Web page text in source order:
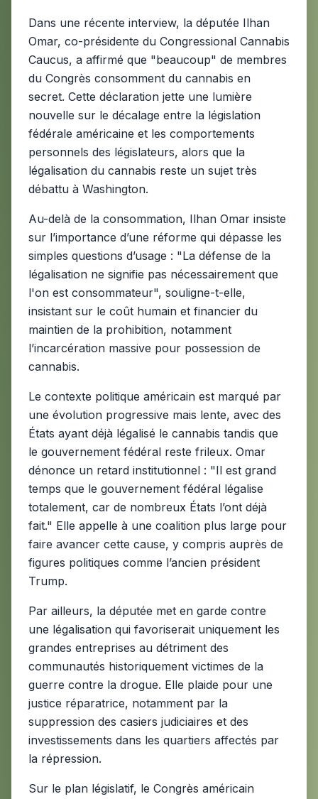
Dans une récente interview, la députée Ilhan
Omar, co-présidente du Congressional Cannabis
Caucus, a affirmé que "beaucoup" de membres
du Congrès consomment du cannabis en
secret. Cette déclaration jette une lumière
nouvelle sur le décalage entre la législation
fédérale américaine et les comportements
personnels des législateurs, alors que la
légalisation du cannabis reste un sujet très
débattu à Washington.
Au-delà de la consommation, Ilhan Omar insiste
sur l’importance d’une réforme qui dépasse les
simples questions d’usage : "La défense de la
légalisation ne signifie pas nécessairement que
l'on est consommateur", souligne-t-elle,
insistant sur le coût humain et financier du
maintien de la prohibition, notamment
l’incarcération massive pour possession de
cannabis.
Le contexte politique américain est marqué par
une évolution progressive mais lente, avec des
États ayant déjà légalisé le cannabis tandis que
le gouvernement fédéral reste frileux. Omar
dénonce un retard institutionnel : "Il est grand
temps que le gouvernement fédéral légalise
totalement, car de nombreux États l’ont déjà
fait." Elle appelle à une coalition plus large pour
faire avancer cette cause, y compris auprès de
figures politiques comme l’ancien président
Trump.
Par ailleurs, la députée met en garde contre
une légalisation qui favoriserait uniquement les
grandes entreprises au détriment des
communautés historiquement victimes de la
guerre contre la drogue. Elle plaide pour une
justice réparatrice, notamment par la
suppression des casiers judiciaires et des
investissements dans les quartiers affectés par
la répression.
Sur le plan législatif, le Congrès américain